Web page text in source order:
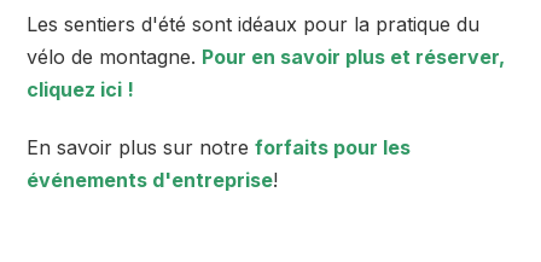
Les sentiers d'été sont idéaux pour la pratique du
vélo de montagne. Pour en savoir plus et réserver,
cliquez ici !
En savoir plus sur notreforfaits pour les
événements d'entreprise!